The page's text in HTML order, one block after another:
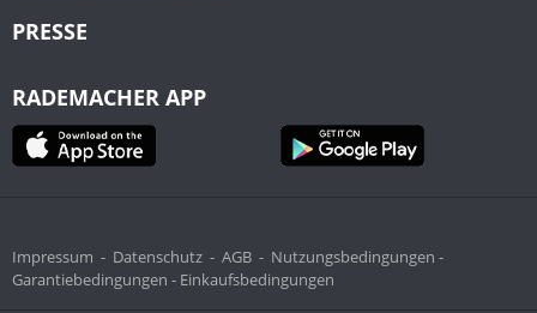
PRESSE
RADEMACHER APP
Impressum - Datenschutz - AGB - Nutzungsbedingungen -
Garantiebedingungen - Einkaufsbedingungen